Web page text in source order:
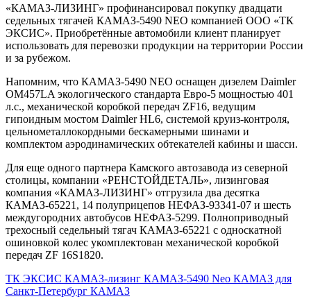
«КАМАЗ-ЛИЗИНГ» профинансировал покупку двадцати
седельных тягачей КАМАЗ-5490 NEO компанией ООО «ТК
ЭКСИС». Приобретённые автомобили клиент планирует
использовать для перевозки продукции на территории России
и за рубежом.
Напомним, что КАМАЗ-5490 NEO оснащен дизелем Daimler
OM457LA экологического стандарта Евро-5 мощностью 401
л.с., механической коробкой передач ZF16, ведущим
гипоидным мостом Daimler HL6, системой круиз-контроля,
цельнометаллокордными бескамерными шинами и
комплектом аэродинамических обтекателей кабины и шасси.
Для еще одного партнера Камского автозавода из северной
столицы, компании «РЕНСТОЙДЕТАЛЬ», лизинговая
компания «КАМАЗ-ЛИЗИНГ» отгрузила два десятка
КАМАЗ-65221, 14 полуприцепов НЕФАЗ-93341-07 и шесть
междугородних автобусов НЕФАЗ-5299. Полноприводный
трехосный седельный тягач КАМАЗ-65221 с односкатной
ошиновкой колес укомплектован механической коробкой
передач ZF 16S1820.
ТК ЭКСИС КАМАЗ-лизинг КАМАЗ-5490 Neo КАМАЗ для
Санкт-Петербург КАМАЗ